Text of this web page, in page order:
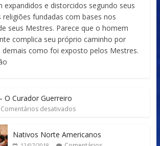
expandidos e distorcidos segundo seus
religiões fundadas com bases nos
seus Mestres. Parece que o homem
complica seu próprio caminho por
demais como foi exposto pelos Mestres.
O Curador Guerreiro
Comentários desativados
Nativos Norte Americanos